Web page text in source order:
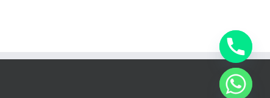
chaty